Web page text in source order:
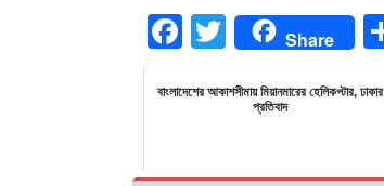
Facebook
Twitter Share
বাংলাদেশের আকাশসীমায় মিয়ানমারের হেলিকপ্টার, ঢাকার
প্রতিবাদ